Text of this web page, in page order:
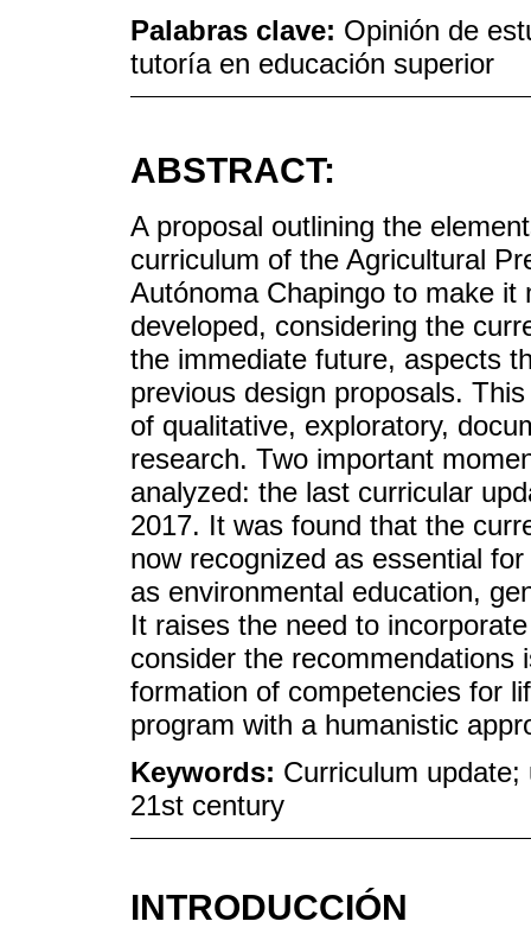
Palabras clave: Opinión de
tutoría en educación superior
ABSTRACT:
A proposal outlining the
curriculum of the Agricultural
Autónoma Chapingo to make
developed, considering the
the immediate future, aspects
previous design proposals.
of qualitative, exploratory,
research. Two important
analyzed: the last curricular
2017. It was found that the
now recognized as essential
as environmental education,
It raises the need to
consider the
formation of competencies for
program with a humanistic
Keywords: Curriculum
21st century
INTRODUCCIÓN